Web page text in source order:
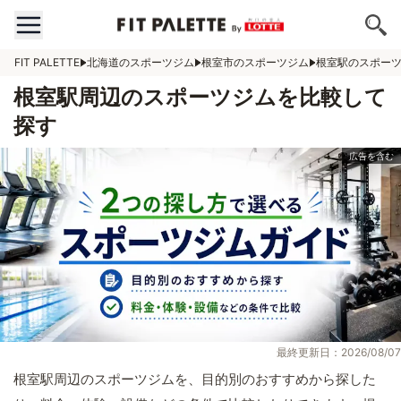
FIT PALETTE 北海道のスポーツジム 根室市のスポーツジム 根室駅のスポー
根室駅周辺のスポーツジムを比較して
探す
最終更新日：2026/08/07
根室駅周辺のスポーツジムを、目的別のおすすめから探した